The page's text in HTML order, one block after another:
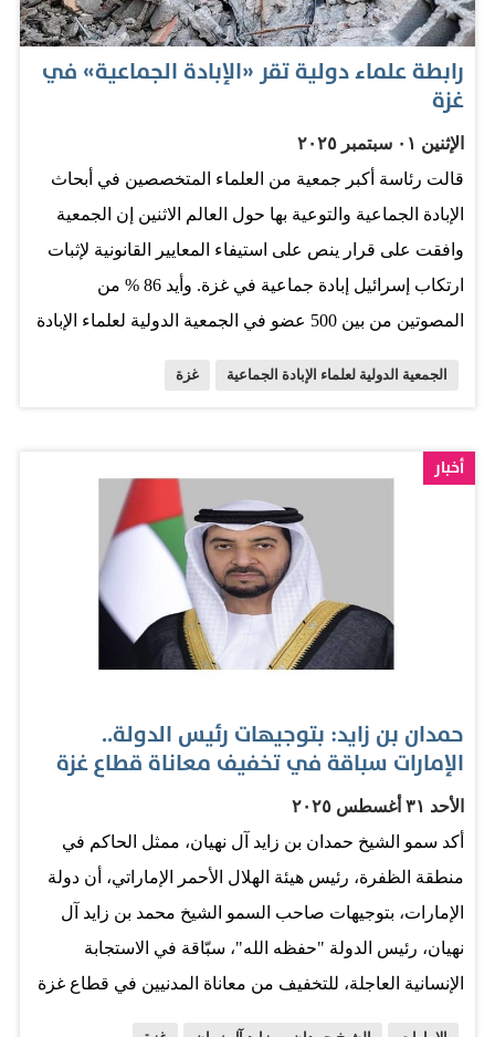
يوليو الماضي، حيث كثّفت عمليات الإغاثة الإنسانية لدعم
الشعب الفلسطيني في مواجهة الظروف الإنسانية الصعبة
التي يمر بها القطاع مما أسهم بشكل كبير في تخفيف الأوضاع
الإنسانية ورفع المعاناة عن الفئات الأكثر ضعفاً وتوفير
الاحتياجات الأساسية لهم. وتؤكد دولة الإمارات التزامها
المستمر بدعم الشعب الفلسطيني الشقيق، والتخفيف من
آثار الأوضاع الراهنة، ووقوفها الدائم إلى جانب الأشقاء في
قطاع غزة.
رابطة علماء دولية تقر «الإبادة الجماعية» في
غزة
الإثنين ٠١ سبتمبر ٢٠٢٥
قالت رئاسة أكبر جمعية من العلماء المتخصصين في أبحاث
الإبادة الجماعية والتوعية بها حول العالم الاثنين إن الجمعية
وافقت على قرار ينص على استيفاء المعايير القانونية لإثبات
ارتكاب إسرائيل إبادة جماعية في غزة. وأيد 86 % من
المصوتين من بين 500 عضو في الجمعية الدولية لعلماء الإبادة
يصدر أي تعقيب بعد من جانب وزارة الخارجية الإسرائيلية.
وسبق أن رفضت إسرائيل بشدة كون أفعالها في غزة تصل
إلى حد الإبادة الجماعية، وتناهض حالياً دعوى أمام محكمة
العدل الدولية في لاهاي تتهمها بارتكاب إبادة جماعية. المجاعة
وقال مرصد عالمي للجوع تعتمد الأمم المتحدة على تقييماته
إن مناطق من القطاع تعاني الآن مجاعة من صنع الإنسان،
وقال إسماعيل الثوابتة مدير المكتب الإعلامي الحكومي في
غزة الذي تديره الحركة «يعزز هذا الموقف العلمي المرموق
الأدلة والوقائع الموثقة أمام المحاكم الدولية». وأضاف أن
القرار «يضع على عاتق المجتمع الدولي التزاماً قانونياً وأخلاقياً
بالتحرك العاجل لوقف الجريمة، وحماية المدنيين، ومحاسبة
قادة الاحتلال أمام المحكمة الجنائية الدولية وفقاً لاتفاقية منع
جريمة الإبادة الجماعية لعام…
الجمعية الدولية لعلماء الإبادة الجماعية غزة
أخبار
حمدان بن زايد: بتوجيهات رئيس الدولة..
الإمارات سباقة في تخفيف معاناة قطاع غزة
الأحد ٣١ أغسطس ٢٠٢٥
أكد سمو الشيخ حمدان بن زايد آل نهيان، ممثل الحاكم في
منطقة الظفرة، رئيس هيئة الهلال الأحمر الإماراتي، أن دولة
الإمارات، بتوجيهات صاحب السمو الشيخ محمد بن زايد آل
نهيان، رئيس الدولة "حفظه الله"، سبّاقة في الاستجابة
الإنسانية العاجلة، للتخفيف من معاناة المدنيين في قطاع غزة